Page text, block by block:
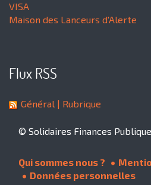
VISA
Maison des Lanceurs d'Alerte
Flux RSS
Général | Rubrique
© Solidaires Finances
Qui sommes nous ?
Données personnelles